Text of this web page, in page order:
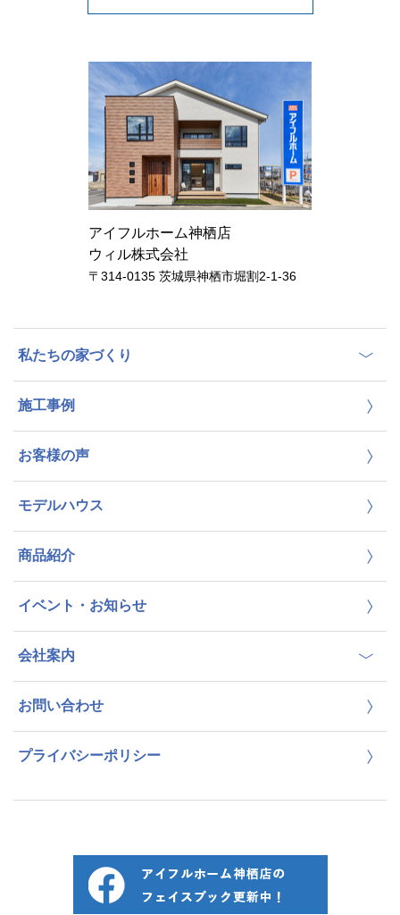
アイフルホーム神栖店
ウィル株式会社
〒314-0135 茨城県神栖市堀割2-1-36
私たちの家づくり
施工事例
お客様の声
モデルハウス
商品紹介
イベント・お知らせ
会社案内
お問い合わせ
プライバシーポリシー